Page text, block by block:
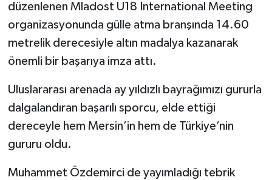
düzenlenen Mladost U18 International Meeting
organizasyonunda gülle atma branşında 14.60
metrelik derecesiyle altın madalya kazanarak
önemli bir başarıya imza attı.
Uluslararası arenada ay yıldızlı bayrağımızı gururla
dalgalandıran başarılı sporcu, elde ettiği
dereceyle hem Mersin’in hem de Türkiye’nin
gururu oldu.
Muhammet Özdemirci de yayımladığı tebrik